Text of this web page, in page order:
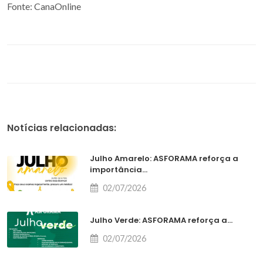
Fonte: CanaOnline
Notícias relacionadas:
Julho Amarelo: ASFORAMA reforça a
importância...
02/07/2026
Julho Verde: ASFORAMA reforça a...
02/07/2026